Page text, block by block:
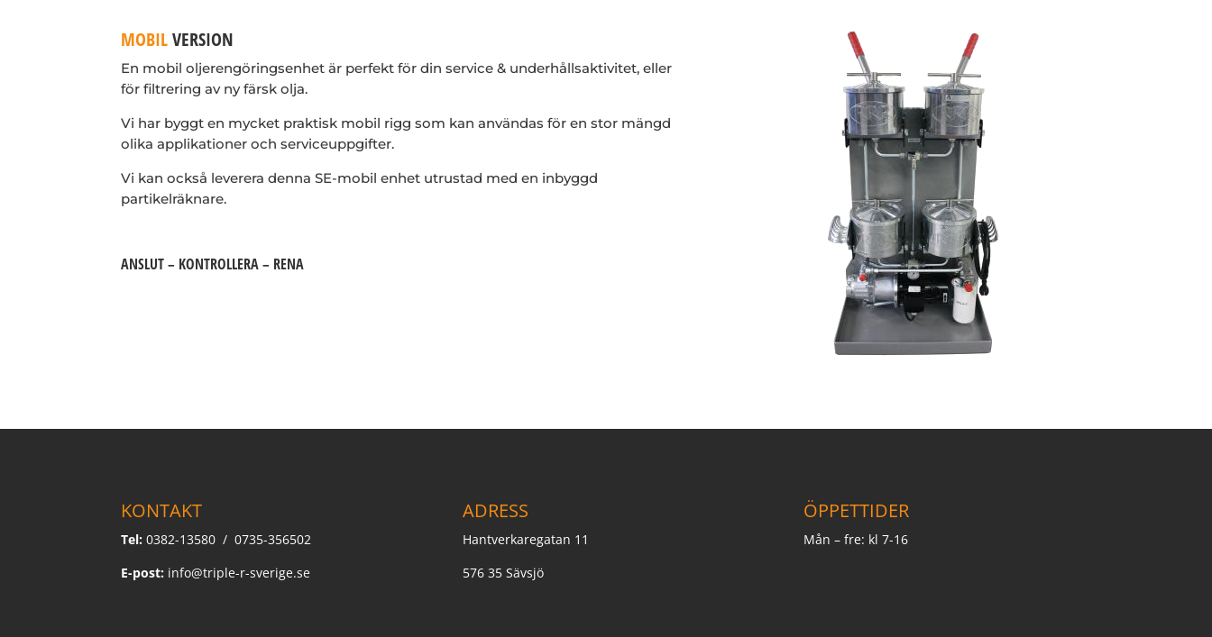
MOBILVERSION
En mobil oljerengöringsenhet är perfekt för din service & underhållsaktivitet, eller
för filtrering av ny färsk olja.
Vi har byggt en mycket praktisk mobil rigg som kan användas för en stor mängd
olika applikationer och serviceuppgifter.
Vi kan också leverera denna SE-mobil enhet utrustad med en inbyggd
partikelräknare.
ANSLUT – KONTROLLERA – RENA
KONTAKT
Tel:0382-13580 / 0735-356502
E-post: info@triple-r-sverige.se
ADRESS
Hantverkaregatan 11
576 35 Sävsjö
ÖPPETTIDER
Mån – fre: kl 7-16